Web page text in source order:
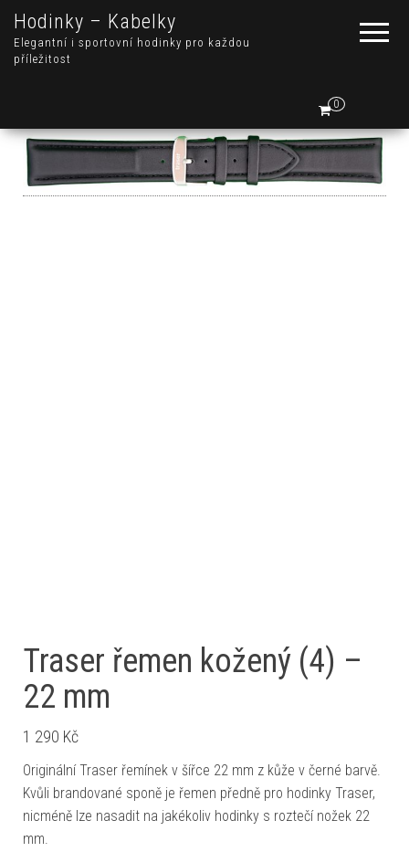
Hodinky – Kabelky
Elegantní i sportovní hodinky pro každou
příležitost
0
Traser řemen kožený (4) –
22 mm
1 290 Kč
Originální Traser řemínek v šířce 22 mm z kůže v černé barvě.
Kvůli brandované sponě je řemen předně pro hodinky Traser,
nicméně lze nasadit na jakékoliv hodinky s roztečí nožek 22
mm.